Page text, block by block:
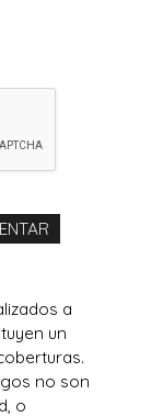
a
un
no son
o